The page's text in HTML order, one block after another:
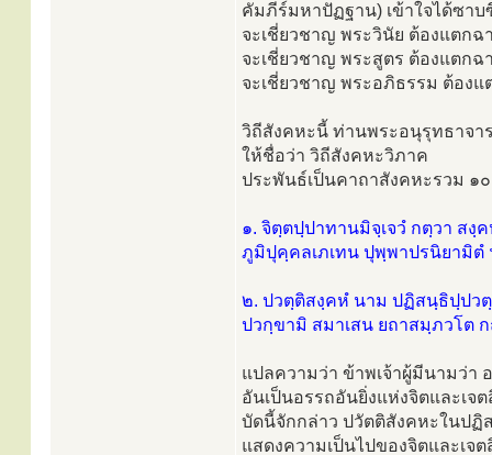
คัมภีร์มหาปัฏฐาน) เข้าใจได้ซา
จะเชี่ยวชาญ พระวินัย ต้องแตกฉ
จะเชี่ยวชาญ พระสูตร ต้องแตกฉ
จะเชี่ยวชาญ พระอภิธรรม ต้องแ
วิถีสังคหะนี้ ท่านพระอนุรุทธาจา
ให้ชื่อว่า วิถีสังคหะวิภาค
ประพันธ์เป็นคาถาสังคหะรวม ๑
๑. จิตฺตปฺปาทานมิจฺเจวํ กตฺวา สงฺ
ภูมิปุคฺคลเภเทน ปุพฺพาปรนิยามิตํ
๒. ปวตฺติสงฺคหํ นาม ปฏิสนฺธิปฺปว
ปวกฺขามิ สมาเสน ยถาสมฺภวโต
แปลความว่า ข้าพเจ้าผู้มีนามว่า
อันเป็นอรรถอันยิ่งแห่งจิตและเจ
บัดนี้จักกล่าว ปวัตติสังคหะในปฏิ
แสดงความเป็นไปของจิตและเจ